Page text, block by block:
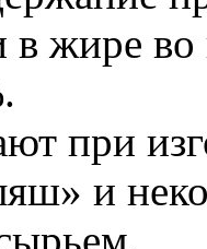
в жире
при
и